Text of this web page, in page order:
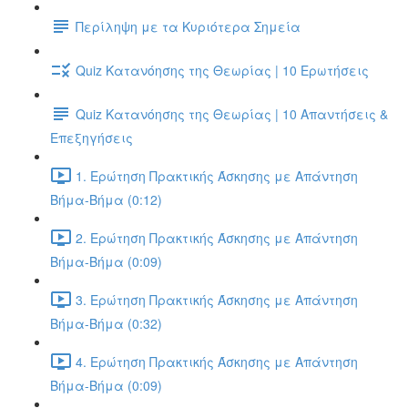
Περίληψη με τα Κυριότερα Σημεία
Quiz Κατανόησης της Θεωρίας | 10 Ερωτήσεις
Quiz Κατανόησης της Θεωρίας | 10 Απαντήσεις &
Επεξηγήσεις
1. Ερώτηση Πρακτικής Άσκησης με Απάντηση
Βήμα-Βήμα (0:12)
2. Ερώτηση Πρακτικής Άσκησης με Απάντηση
Βήμα-Βήμα (0:09)
3. Ερώτηση Πρακτικής Άσκησης με Απάντηση
Βήμα-Βήμα (0:32)
4. Ερώτηση Πρακτικής Άσκησης με Απάντηση
Βήμα-Βήμα (0:09)